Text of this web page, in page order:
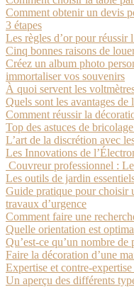
Comment obtenir un devis
3 étapes
Les règles d’or pour réussir
Cinq bonnes raisons de
Créez un album photo
immortaliser vos souvenirs
À quoi servent les
Quels sont les avantages de
Comment réussir la
Top des astuces de
L’art de la discrétion avec
Les Innovations de
Couvreur professionnel :
Les outils de jardin
Guide pratique pour choisir
travaux d’urgence
Comment faire une
Quelle orientation est
Qu’est-ce qu’un nombre de
Faire la décoration d’une
Expertise et contre-
Un aperçu des différents